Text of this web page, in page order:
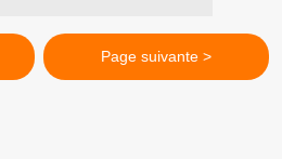
Page suivante >